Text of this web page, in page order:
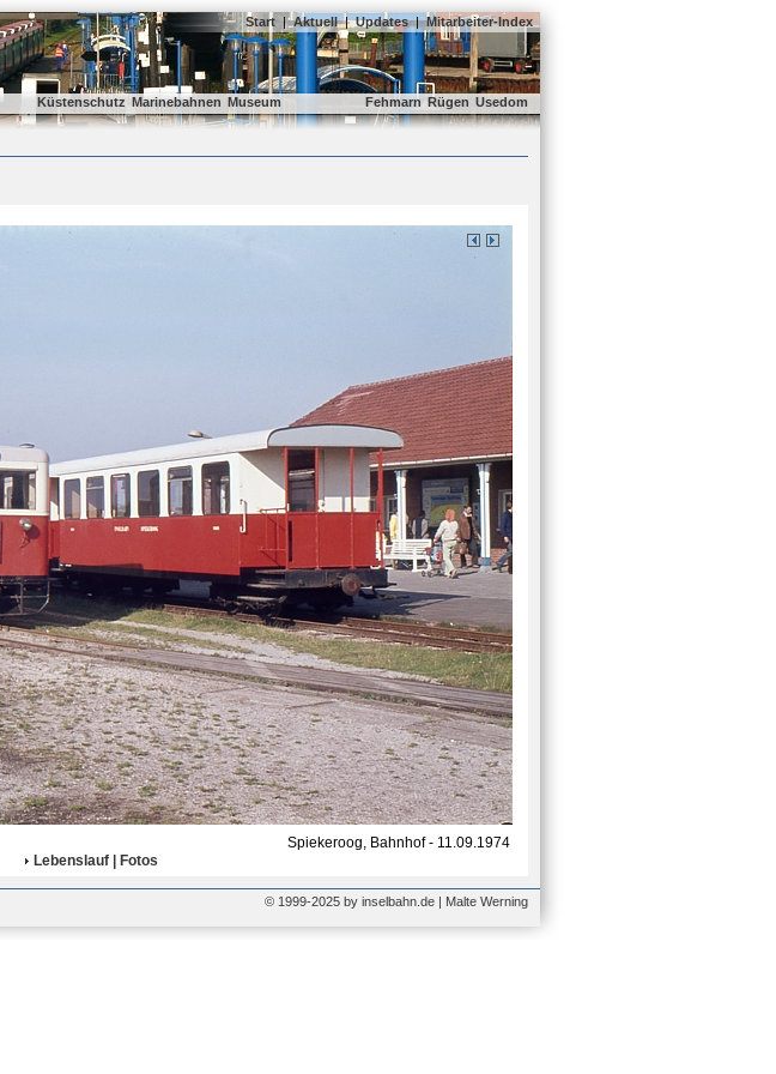
Start | Aktuell | Updates | Mitarbeiter-Index
Küstenschutz Marinebahnen Museum Fehmarn Rügen Usedom
Spiekeroog, Bahnhof - 11.09.1974
Lebenslauf | Fotos
© 1999-2025 by inselbahn.de | Malte Werning